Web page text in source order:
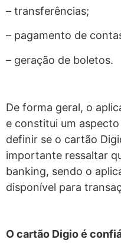
– transferências;
– pagamento de
– geração de boletos.
De forma geral, o
e constitui um
definir se o cartão
importante ressaltar
banking, sendo o
disponível para
O cartão Digio é